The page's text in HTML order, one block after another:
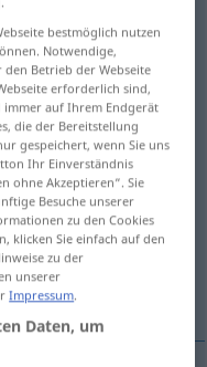
antippen)
voll sein
bestmöglich nutzen
Notwendige,
Betrieb der Webseite
erforderlich sind,
auf Ihrem Endgerät
die der Bereitstellung
gespeichert, wenn Sie uns
Ihr Einverständnis
ohne Akzeptieren“. Sie
Besuche unserer
zu den Cookies
klicken Sie einfach auf den
zu der
unserer
Impressum.
Daten, um